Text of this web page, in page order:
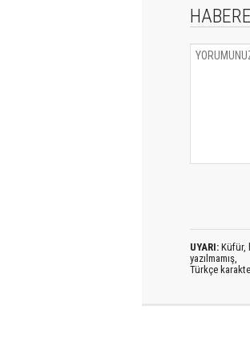
HABERE
UYARI: Küfür,
yazılmamış,
Türkçe